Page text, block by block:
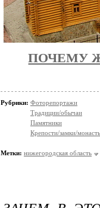
ПОЧЕМУ
Рубрики: Фоторепортажи
Традиции/обычаи
Памятники
Крепости/замки/
Метки: нижегородская область